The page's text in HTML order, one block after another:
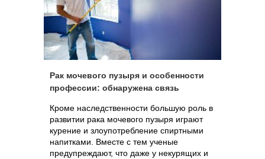
Рак мочевого пузыря и особенности
профессии: обнаружена связь
Кроме наследственности большую роль в
развитии рака мочевого пузыря играют
курение и злоупотребление спиртными
напитками. Вместе с тем ученые
предупреждают, что даже у некурящих и